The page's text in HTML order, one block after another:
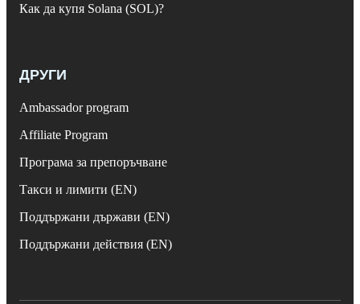
Как да купя Solana (SOL)?
ДРУГИ
Ambassador program
Affiliate Program
Програма за препоръчване
Такси и лимити (EN)
Поддържани държави (EN)
Поддържани действия (EN)